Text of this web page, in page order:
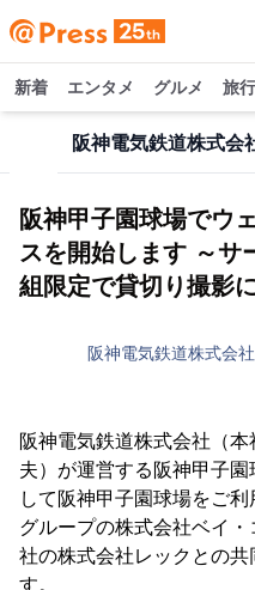
新着 エンタメ グルメ 旅行
阪神電気鉄道株式会
阪神甲子園球場でウ
スを開始します ～サ
組限定で貸切り撮影
阪神電気鉄道株式会社
阪神電気鉄道株式会社（
夫）が運営する阪神甲子
して阪神甲子園球場をご
グループの株式会社ベイ
社の株式会社レックとの
す。